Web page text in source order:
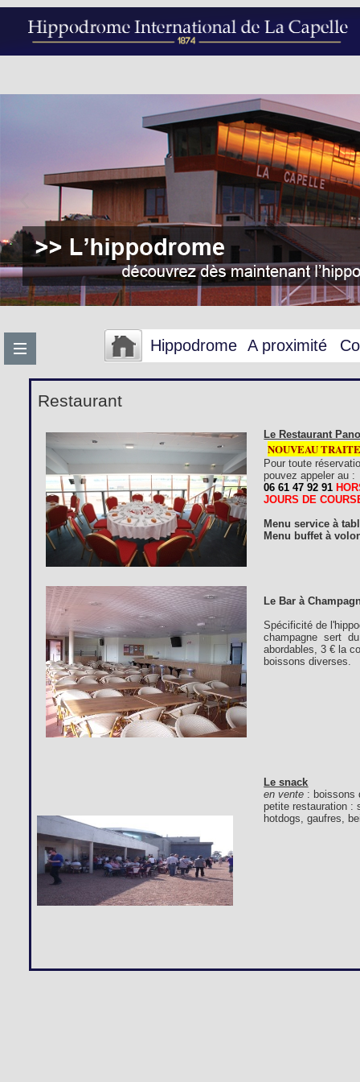
Hippodrome A proximité
Restaurant
Le Restaurant
NOUVEAU
Pour toute
pouvez appeler au :
06 61 47 92 91
JOURS DE
Menu service à
Menu buffet à
Le Bar à
Spécificité de
champagne sert
abordables, 3 € la
boissons diverses.
Le snack
en vente : boissons
petite restauration :
hotdogs, gaufres,